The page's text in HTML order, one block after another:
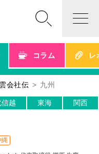
コラム レ
会社伝 九州
信越 東海 関西
縄